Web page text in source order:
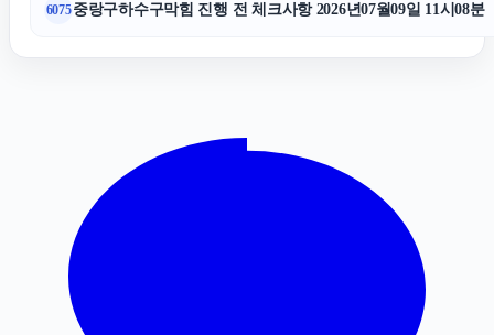
폰테크
6075중랑구하수구막힘 진행 전 체크사항 2026년07월09일 11시08분